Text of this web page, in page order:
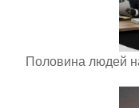
Половина людей